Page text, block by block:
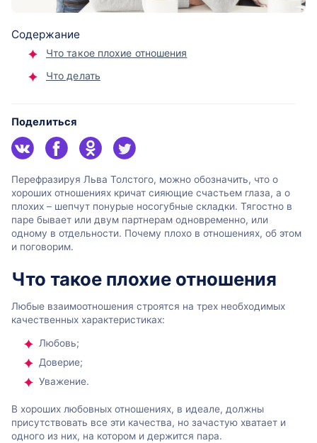
Содержание
Что такое плохие отношения
Что делать
Поделиться
Перефразируя Льва Толстого, можно обозначить, что о
хороших отношениях кричат сияющие счастьем глаза, а о
плохих – шепчут понурые носогубные складки. Тягостно в
паре бывает или двум партнерам одновременно, или
одному в отдельности. Почему плохо в отношениях, об этом
и поговорим.
Что такое плохие отношения
Любые взаимоотношения строятся на трех необходимых
качественных характеристиках:
Любовь;
Доверие;
Уважение.
В хороших любовных отношениях, в идеале, должны
присутствовать все эти качества, но зачастую хватает и
одного из них, на котором и держится пара.